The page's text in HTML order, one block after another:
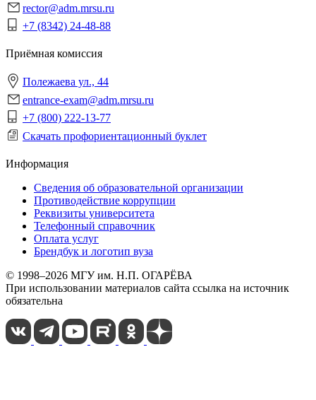
rector@adm.mrsu.ru
+7 (8342) 24-48-88
Приёмная комиссия
Полежаева ул., 44
entrance-exam@adm.mrsu.ru
+7 (800) 222-13-77
Скачать профориентационный буклет
Информация
Сведения об образовательной организации
Противодействие коррупции
Реквизиты университета
Телефонный справочник
Оплата услуг
Брендбук и логотип вуза
© 1998–2026 МГУ им. Н.П. ОГАРЁВА
При использовании материалов сайта ссылка на источник
обязательна